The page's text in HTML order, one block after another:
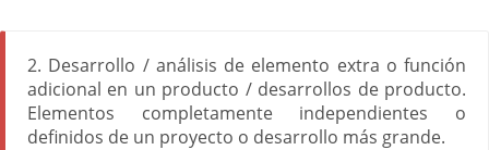
2. Desarrollo / análisis de elemento extra o función
adicional en un producto / desarrollos de producto.
Elementos completamente independientes o
definidos de un proyecto o desarrollo más grande.